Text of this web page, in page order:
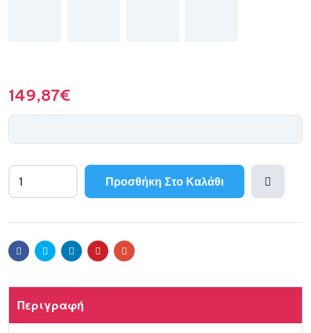
149,87€
Προσθήκη Στο Καλάθι
FacebookTwitter LinkedinPinterestEmail
Περιγραφή